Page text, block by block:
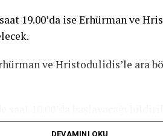
19.00’da ise Erhürman ve
ve Hristodulidis’le ara
düzenleyeceği
DEVAMINI OKU